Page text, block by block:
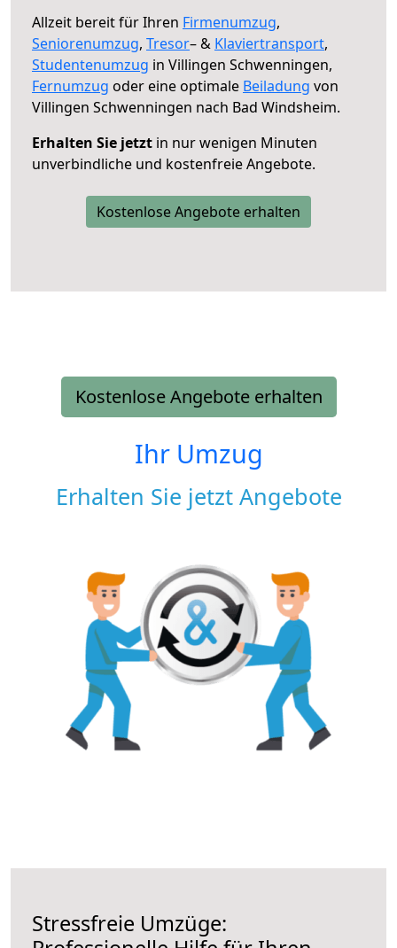
Allzeit bereit für Ihren Firmenumzug,
Seniorenumzug, Tresor– & Klaviertransport,
Studentenumzug in Villingen Schwenningen,
Fernumzug oder eine optimale Beiladung von
Villingen Schwenningen nach Bad Windsheim.
Erhalten Sie jetzt in nur wenigen Minuten
unverbindliche und kostenfreie Angebote.
Kostenlose Angebote erhalten
Kostenlose Angebote erhalten
Ihr Umzug
Erhalten Sie jetzt Angebote
Stressfreie Umzüge: